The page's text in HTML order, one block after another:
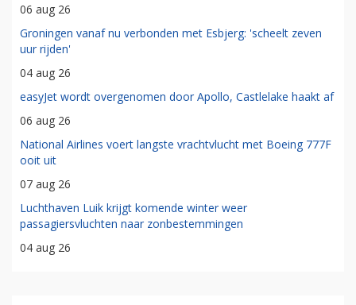
06 aug 26
Groningen vanaf nu verbonden met Esbjerg: 'scheelt zeven
uur rijden'
04 aug 26
easyJet wordt overgenomen door Apollo, Castlelake haakt af
06 aug 26
National Airlines voert langste vrachtvlucht met Boeing 777F
ooit uit
07 aug 26
Luchthaven Luik krijgt komende winter weer
passagiersvluchten naar zonbestemmingen
04 aug 26